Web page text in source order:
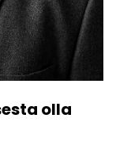
olla